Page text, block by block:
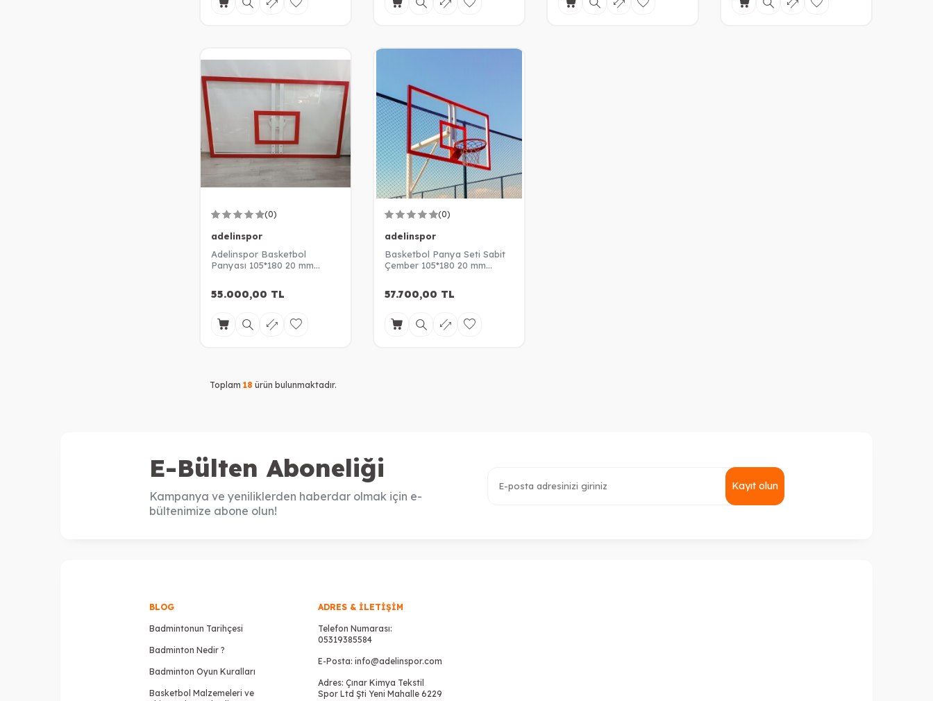
(0)
adelinspor
Adelinspor Basketbol
Panyası 105*180 20 mm
55.000,00 TL
(0)
adelinspor
Basketbol Panya Seti Sabit
Çember 105*180 20 mm
57.700,00 TL
Toplam 18 ürün bulunmaktadır.
E-Bülten Aboneliği
Kampanya ve yeniliklerden haberdar olmak için e-
bültenimize abone olun!
Kayıt olun
BLOG
Badmintonun Tarihçesi
Badminton Nedir ?
Badminton Oyun Kuralları
Basketbol Malzemeleri ve
ADRES & İLETIŞIM
Telefon Numarası:
05319385584
E-Posta:info@adelinspor.com
Adres: Çınar Kimya Tekstil
Spor Ltd Şti Yeni Mahalle 6229